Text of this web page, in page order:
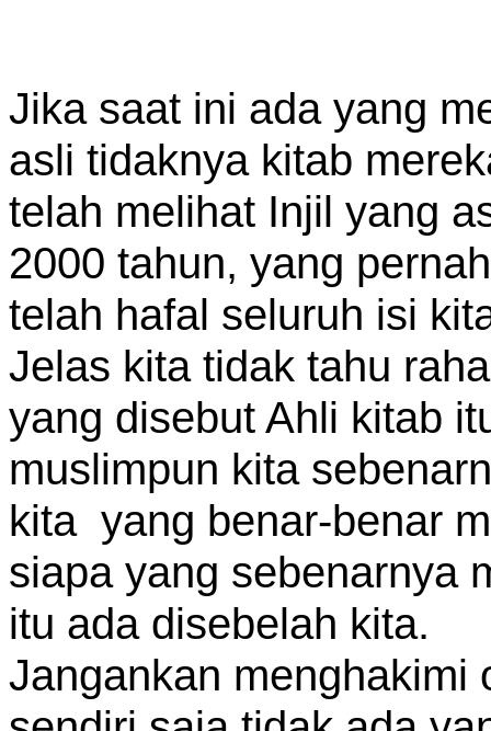
Jika saat ini ada yang
asli tidaknya kitab
telah melihat Injil yang
2000 tahun, yang
telah hafal seluruh isi
Jelas kita tidak tahu
yang disebut Ahli kitab
muslimpun kita
kita yang benar-benar
siapa yang sebenarnya
itu ada disebelah kita.
Jangankan menghakimi